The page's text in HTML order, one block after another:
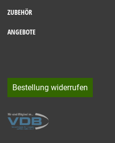
ZUBEHÖR
ANGEBOTE
Bestellung widerrufen